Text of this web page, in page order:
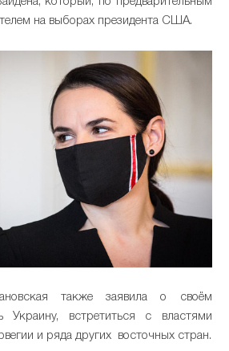
на выборах президента США.
также заявила о своём
Украину, встретиться с властями
и ряда других восточных стран.